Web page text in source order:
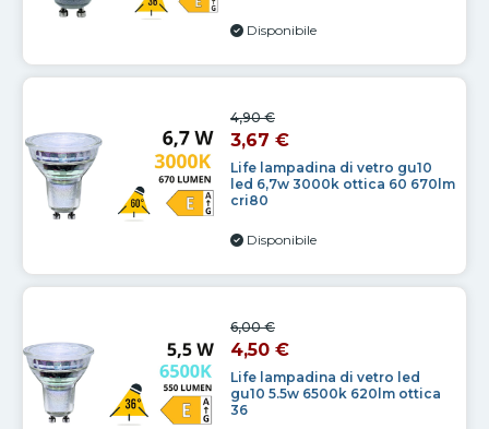
Disponibile
Life lampadina di vetro gu10
led 6,7w 3000k ottica 60 670lm
cri80
4,90 €
3,67 €
Disponibile
Life lampadina di vetro led
gu10 5.5w 6500k 620lm ottica
36
6,00 €
4,50 €